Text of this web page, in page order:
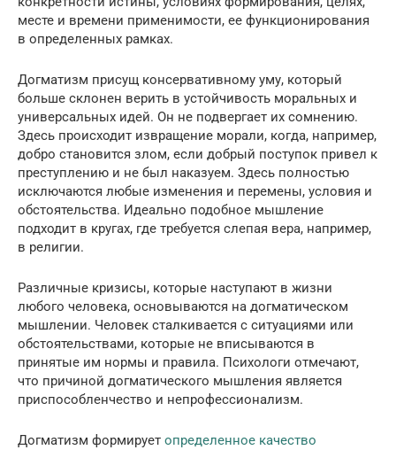
месте и времени применимости, ее функционирования
в определенных рамках.
Догматизм присущ консервативному уму, который
больше склонен верить в устойчивость моральных и
универсальных идей. Он не подвергает их сомнению.
Здесь происходит извращение морали, когда, например,
добро становится злом, если добрый поступок привел к
преступлению и не был наказуем. Здесь полностью
исключаются любые изменения и перемены, условия и
обстоятельства. Идеально подобное мышление
подходит в кругах, где требуется слепая вера, например,
в религии.
Различные кризисы, которые наступают в жизни
любого человека, основываются на догматическом
мышлении. Человек сталкивается с ситуациями или
обстоятельствами, которые не вписываются в
принятые им нормы и правила. Психологи отмечают,
что причиной догматического мышления является
приспособленчество и непрофессионализм.
Догматизм формирует определенное качество